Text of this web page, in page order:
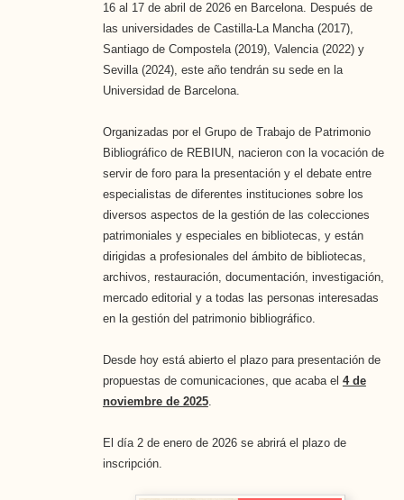
16 al 17 de abril de 2026 en Barcelona. Después de
las universidades de Castilla-La Mancha (2017),
Santiago de Compostela (2019), Valencia (2022) y
Sevilla (2024), este año tendrán su sede en la
Universidad de Barcelona.
Organizadas por el Grupo de Trabajo de Patrimonio
Bibliográfico de REBIUN, nacieron con la vocación de
servir de foro para la presentación y el debate entre
especialistas de diferentes instituciones sobre los
diversos aspectos de la gestión de las colecciones
patrimoniales y especiales en bibliotecas, y están
dirigidas a profesionales del ámbito de bibliotecas,
archivos, restauración, documentación, investigación,
mercado editorial y a todas las personas interesadas
en la gestión del patrimonio bibliográfico.
Desde hoy está abierto el plazo para presentación de
propuestas de comunicaciones, que acaba el 4 de
noviembre de 2025.
El día 2 de enero de 2026 se abrirá el plazo de
inscripción.